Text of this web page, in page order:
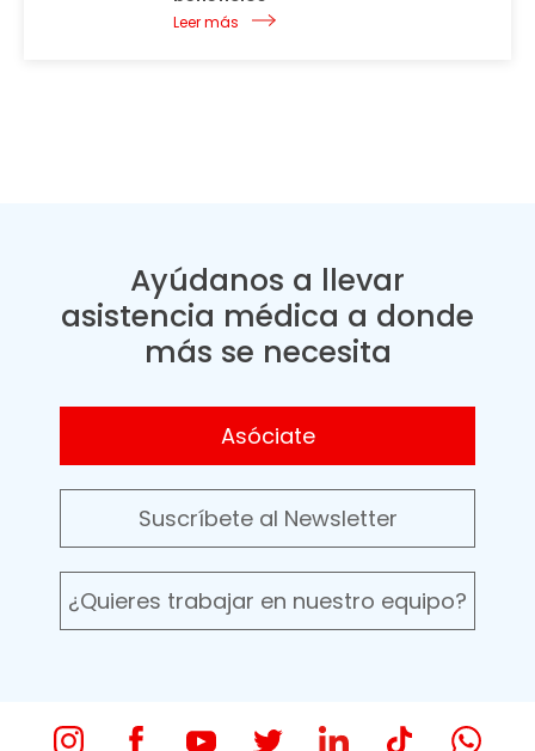
Leer más
Ayúdanos a llevar
asistencia médica a donde
más se necesita
Asóciate
Suscríbete al Newsletter
¿Quieres trabajar en nuestro equipo?